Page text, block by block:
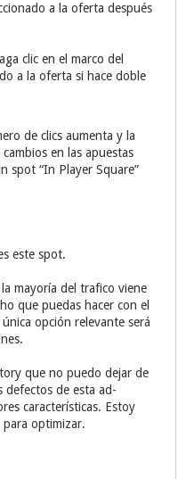
a la oferta después
clic en el marco del
a la oferta si hace doble
de clics aumenta y la
en las apuestas
spot “In Player Square”
este spot.
mayoría del trafico viene
que puedas hacer con el
opción relevante será
que no puedo dejar de
defectos de esta ad-
características. Estoy
para optimizar.